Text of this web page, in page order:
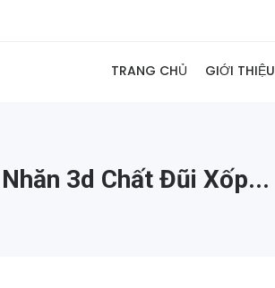
TRANG CHỦ GIỚI THIỆU
3d Chất Đũi Xốp...